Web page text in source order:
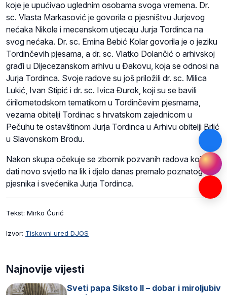
koje je upućivao uglednim osobama svoga vremena. Dr.
sc. Vlasta Markasović je govorila o pjesništvu Jurjevog
nećaka Nikole i mecenskom utjecaju Jurja Tordinca na
svog nećaka. Dr. sc. Emina Bebić Kolar govorila je o jeziku
Tordinčevih pjesama, a dr. sc. Vlatko Dolančić o arhivskoj
građi u Dijecezanskom arhivu u Đakovu, koja se odnosi na
Jurja Tordinca. Svoje radove su još priložili dr. sc. Milica
Lukić, Ivan Stipić i dr. sc. Ivica Đurok, koji su se bavili
ćirilometodskom tematikom u Tordinčevim pjesmama,
vezama obitelji Tordinac s hrvatskom zajednicom u
Pečuhu te ostavštinom Jurja Tordinca u Arhivu obitelji Brlić
u Slavonskom Brodu.
Nakon skupa očekuje se zbornik pozvanih radova koji će
dati novo svjetlo na lik i djelo danas premalo poznatog
pjesnika i svećenika Jurja Tordinca.
Tekst: Mirko Ćurić
Izvor: Tiskovni ured DJOS
Najnovije vijesti
Sveti papa Siksto II – dobar i miroljubiv